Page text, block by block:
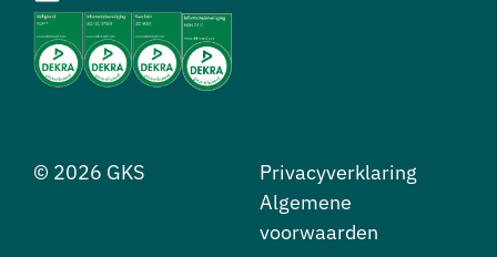
© 2026 GKS
Privacyverklaring
Algemene
voorwaarden